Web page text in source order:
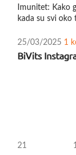
Imunitet: Kako
kada su svi oko
25/03/2025 1
BiVits
21